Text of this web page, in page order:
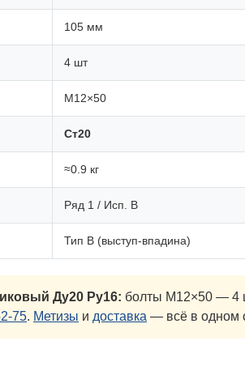
105 мм
4 шт
М12×50
Ст20
≈0.9 кг
Ряд 1 / Исп. B
Тип B (выступ-впадина)
Ду20 Ру16: болты М12×50 — 4
75. Метизы и доставка — всё в одном